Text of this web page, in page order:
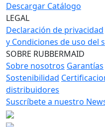
Descargar Catálogo
LEGAL
Declaración de privacidad
y Condiciones de uso del
SOBRE RUBBERMAID
Sobre nosotros Garantías
Sostenibilidad
distribuidores
Suscríbete a nuestro